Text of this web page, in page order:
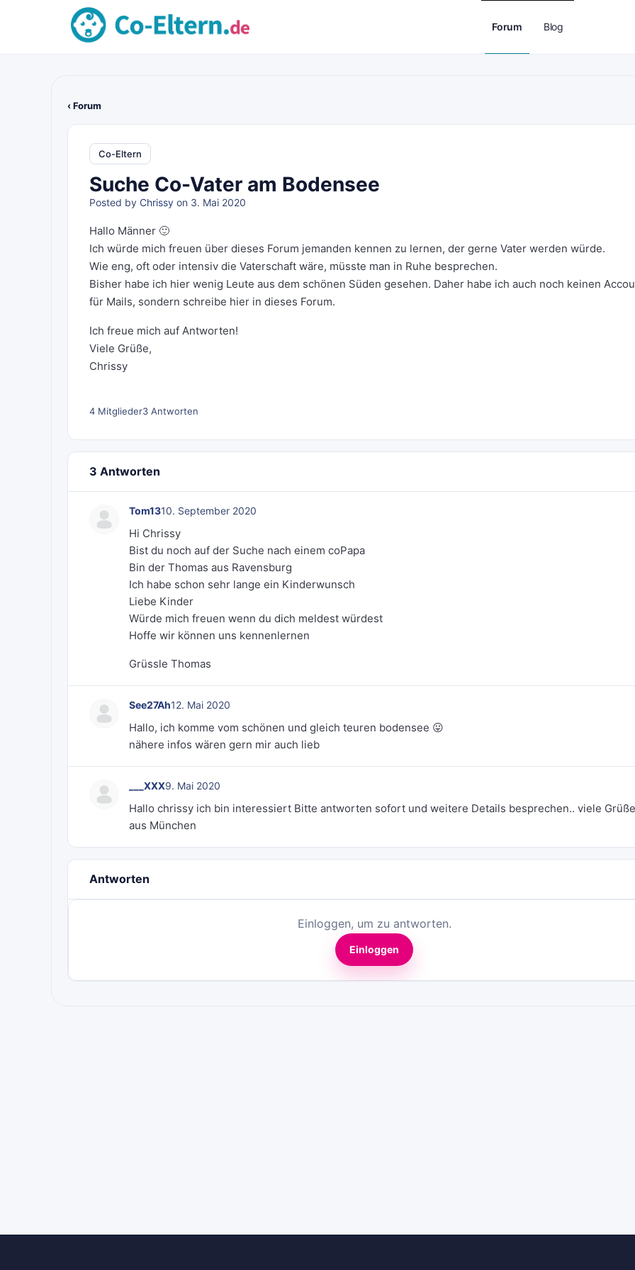
Forum Blog
‹ Forum
Co-Eltern
Suche Co-Vater am Bodensee
Posted by Chrissy on 3. Mai 2020
Hallo Männer 🙂
Ich würde mich freuen über dieses Forum jemanden kennen zu lernen, der gerne Vater werden würde.
Wie eng, oft oder intensiv die Vaterschaft wäre, müsste man in Ruhe besprechen.
Bisher habe ich hier wenig Leute aus dem schönen Süden gesehen. Daher habe ich auch noch keinen
für Mails, sondern schreibe hier in dieses Forum.
Ich freue mich auf Antworten!
Viele Grüße,
Chrissy
4 Mitglieder3 Antworten
3 Antworten
Tom1310. September 2020
Hi Chrissy
Bist du noch auf der Suche nach einem coPapa
Bin der Thomas aus Ravensburg
Ich habe schon sehr lange ein Kinderwunsch
Liebe Kinder
Würde mich freuen wenn du dich meldest würdest
Hoffe wir können uns kennenlernen
Grüssle Thomas
See27Ah12. Mai 2020
Hallo, ich komme vom schönen und gleich teuren bodensee 😛
nähere infos wären gern mir auch lieb
___XXX9. Mai 2020
Hallo chrissy ich bin interessiert Bitte antworten sofort und weitere Details besprechen.. viele
aus München
Antworten
Einloggen, um zu antworten.
Einloggen